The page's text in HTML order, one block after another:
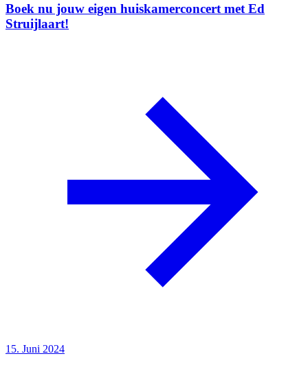
Boek nu jouw eigen huiskamerconcert met Ed
Struijlaart!
15. Juni 2024